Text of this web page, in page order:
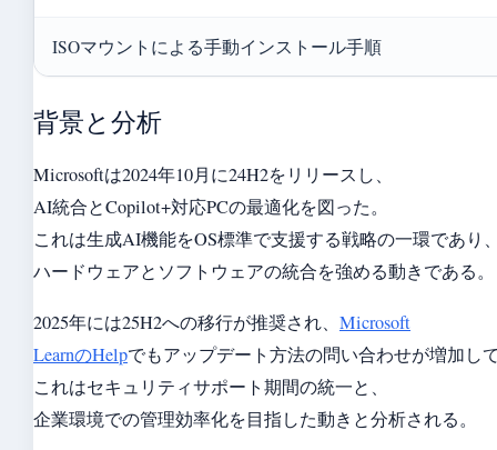
ISOマウントによる手動インストール手順
背景と分析
Microsoftは2024年10月に24H2をリリースし、
AI統合とCopilot+対応PCの最適化を図った。
これは生成AI機能をOS標準で支援する戦略の一環であり
ハードウェアとソフトウェアの統合を強める動きである。
2025年には25H2への移行が推奨され、 Microsoft
LearnのHelpでもアップデート方法の問い合わせが増加し
これはセキュリティサポート期間の統一と、
企業環境での管理効率化を目指した動きと分析される。